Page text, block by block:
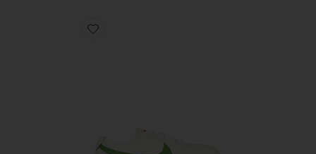
Favorite MOON SHOE OG SP スニーカー